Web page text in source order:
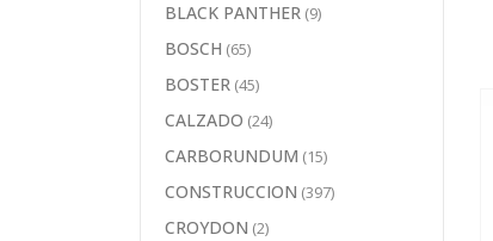
BLACK PANTHER (9)
BOSCH (65)
BOSTER (45)
CALZADO (24)
CARBORUNDUM (15)
CONSTRUCCION (397)
CROYDON (2)